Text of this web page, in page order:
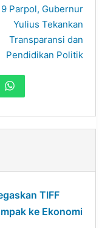
Parpol, Gubernur
Yulius Tekankan
Transparansi dan
Pendidikan Politik
TIFF
ke Ekonomi